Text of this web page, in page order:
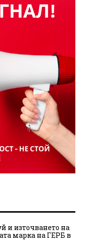
и източването на
марка на ГЕРБ в